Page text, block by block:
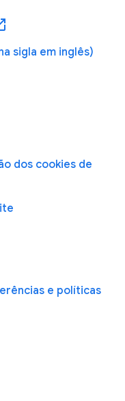
sigla em inglês)
dos cookies de
e políticas